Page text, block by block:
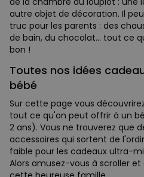
autre objet de décoration. Il
truc pour les parents : des
de bain, du chocolat... tout ce
bon !
Toutes nos idées
bébé
Sur cette page vous
tout ce qu'on peut offrir à un
2 ans). Vous ne trouverez que
accessoires qui sortent de
faible pour les cadeaux ultra-
Alors amusez-vous à scroller